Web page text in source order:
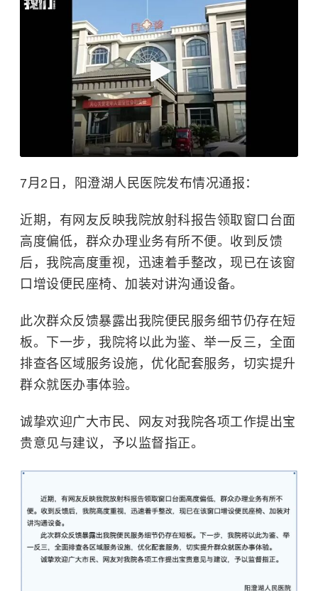
7月2日，阳澄湖人民医院发布情况通报：
近期，有网友反映我院放射科报告领取窗口台面
高度偏低，群众办理业务有所不便。收到反馈
后，我院高度重视，迅速着手整改，现已在该窗
口增设便民座椅、加装对讲沟通设备。
此次群众反馈暴露出我院便民服务细节仍存在短
板。下一步，我院将以此为鉴、举一反三，全面
排查各区域服务设施，优化配套服务，切实提升
群众就医办事体验。
诚挚欢迎广大市民、网友对我院各项工作提出宝
贵意见与建议，予以监督指正。